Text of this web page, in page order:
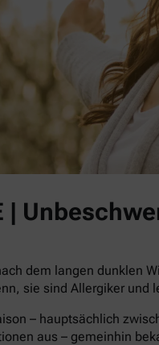
|
dem langen dunklen
sie sind Allergiker und
– hauptsächlich
aus – gemeinhin